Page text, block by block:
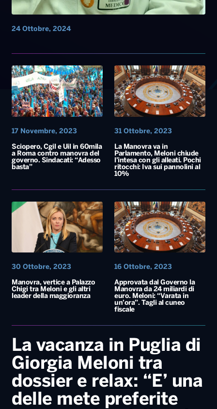
24 Ottobre, 2024
Sciopero, Cgil e Uil in 60mila
a Roma contro manovra del
governo. Sindacati: “Adesso
basta”
17 Novembre, 2023
La Manovra va in
Parlamento, Meloni chiude
l’intesa con gli alleati. Pochi
ritocchi: Iva sui pannolini al
10%
31 Ottobre, 2023
Manovra, vertice a Palazzo
Chigi tra Meloni e gli altri
leader della maggioranza
30 Ottobre, 2023
Approvata dal Governo la
Manovra da 24 miliardi di
euro. Meloni: “Varata in
un’ora”. Tagli al cuneo
fiscale
16 Ottobre, 2023
La vacanza in Puglia di
Giorgia Meloni tra
dossier e relax: “E’ una
delle mete preferite